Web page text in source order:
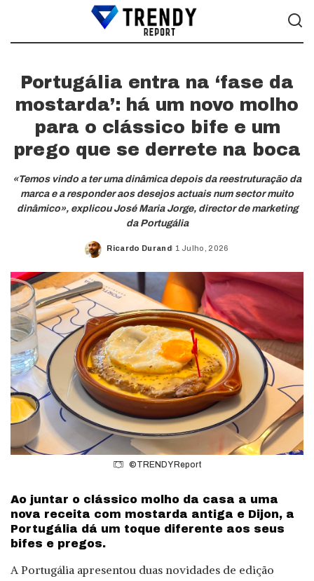
Portugália entra na ‘fase da
mostarda’: há um novo molho
para o clássico bife e um
prego que se derrete na boca
«Temos vindo a ter uma dinâmica depois da reestruturação da
marca e a responder aos desejos actuais num sector muito
dinâmico», explicou José Maria Jorge, director de marketing
da Portugália
Posted
Ricardo Durand 1 Julho, 2026
©TRENDY Report
Ao juntar o clássico molho da casa a uma
nova receita com mostarda antiga e Dijon, a
Portugália dá um toque diferente aos seus
bifes e pregos.
A Portugália apresentou duas novidades de edição